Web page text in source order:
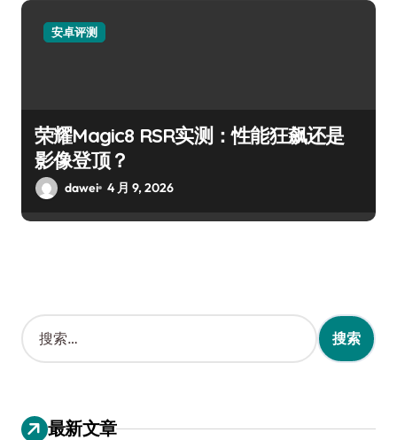
安卓评测
荣耀Magic8 RSR实测：性能狂飙还是
影像登顶？
dawei 4 月 9, 2026
搜
索
：
最新文章